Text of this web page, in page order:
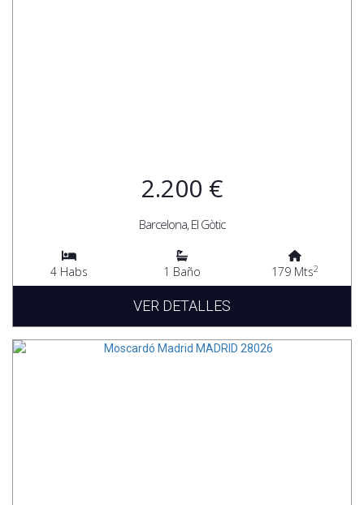
2.200 €
Barcelona, El Gòtic
4 Habs 1 Baño 179 Mts2
VER DETALLES